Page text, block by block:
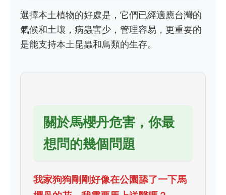
選擇本土植物的好處是，它們已經適應台灣的
氣候和土壤，病蟲害少，管理容易，更重要的
是能支持本土昆蟲和鳥類的生存。
關於馬櫻丹危害，你最
想問的幾個問題
我家狗狗剛剛好像在公園舔了一下馬